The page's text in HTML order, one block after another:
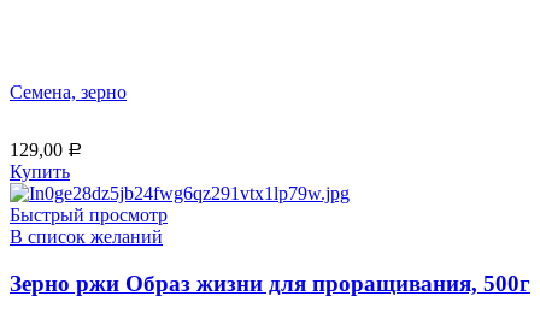
Семена, зерно
129,00 Р
Купить
Быстрый просмотр
В список желаний
Зерно ржи Образ жизни для проращивания, 500г